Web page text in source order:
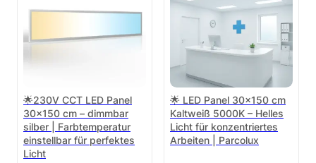
🌟230V CCT LED Panel
30×150 cm – dimmbar
silber | Farbtemperatur
einstellbar für perfektes
Licht
🌟 LED Panel 30×150 cm
Kaltweiß 5000K – Helles
Licht für konzentriertes
Arbeiten | Parcolux